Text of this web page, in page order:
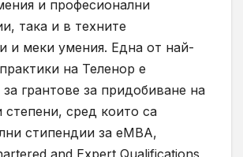
и професионални
така и в техните
и меки умения. Една от най-
на Теленор е
грантове за придобиване на
степени, сред които са
стипендии за еМBA,